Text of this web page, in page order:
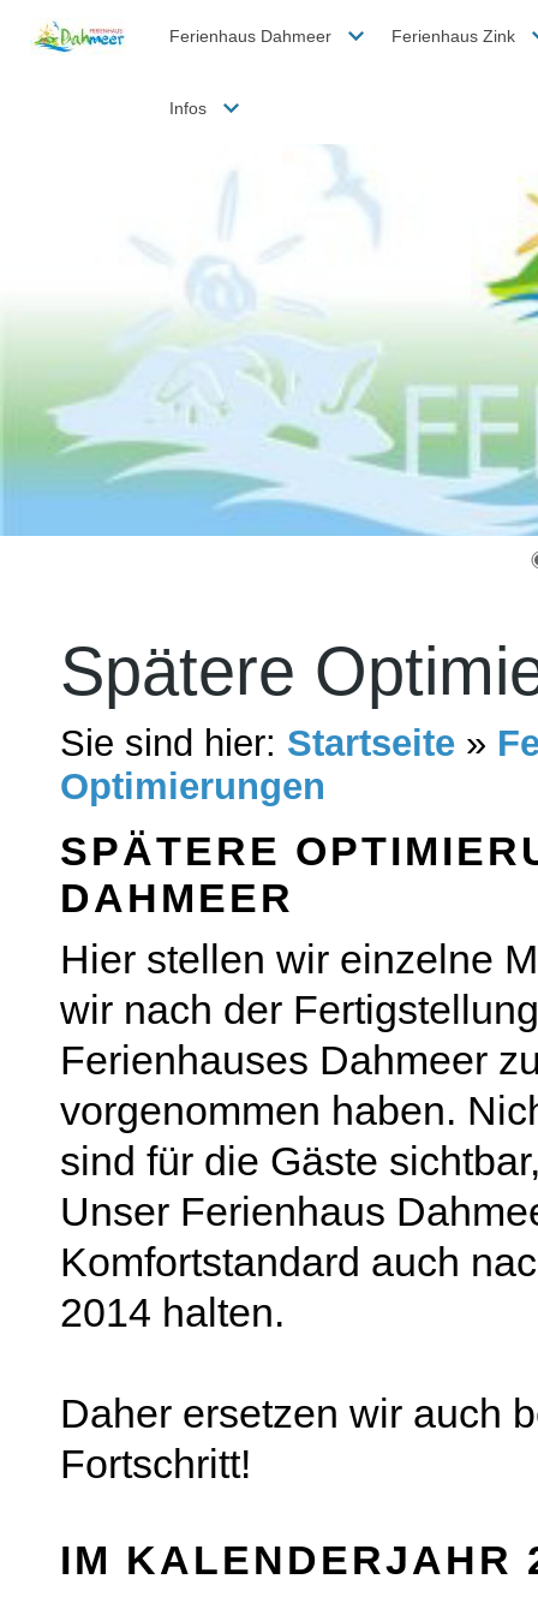
Ferienhaus Dahmeer Ferienhaus Zink
Infos
Spätere
Sie sind hier: Startseite »
Optimierungen
SPÄTERE
DAHMEER
Hier stellen wir einzelne
wir nach der
Ferienhauses Dahmeer
vorgenommen haben.
sind für die Gäste
Unser Ferienhaus
Komfortstandard auch
2014 halten.
Daher ersetzen wir auch
Fortschritt!
IM KALENDERJAHR